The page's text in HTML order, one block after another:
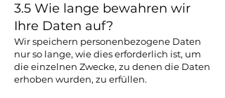
3.5 Wie lange bewahren wir
Ihre Daten auf?
Wir speichern personenbezogene Daten
nur so lange, wie dies erforderlich ist, um
die einzelnen Zwecke, zu denen die Daten
erhoben wurden, zu erfüllen.